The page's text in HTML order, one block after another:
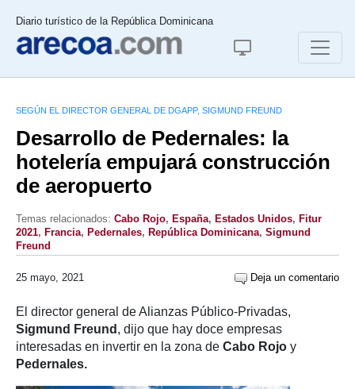
Diario turístico de la República Dominicana
SEGÚN EL DIRECTOR GENERAL DE DGAPP, SIGMUND FREUND
Desarrollo de Pedernales: la
hotelería empujará construcción
de aeropuerto
Temas relacionados: Cabo Rojo, España, Estados Unidos, Fitur
2021, Francia, Pedernales, República Dominicana, Sigmund
Freund
25 mayo, 2021 Deja un comentario
El director general de Alianzas Público-Privadas,
Sigmund Freund , dijo que hay doce empresas
interesadas en invertir en la zona de Cabo Rojo y
Pedernales.